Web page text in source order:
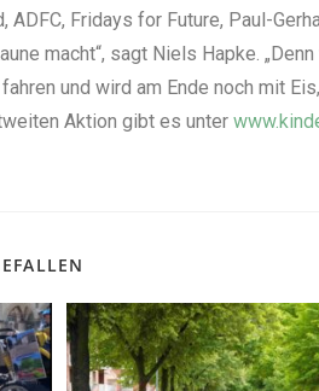
ADFC, Fridays for Future, Paul-
macht“, sagt Niels Hapke.
und wird am Ende noch mit
Aktion gibt es unter